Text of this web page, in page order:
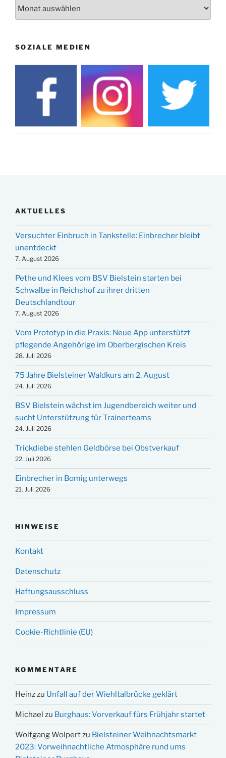
SOZIALE MEDIEN
AKTUELLES
Versuchter Einbruch in Tankstelle: Einbrecher bleibt
unentdeckt
7. August 2026
Pethe und Klees vom BSV Bielstein starten bei
Schwalbe in Reichshof zu ihrer dritten
Deutschlandtour
7. August 2026
Vom Prototyp in die Praxis: Neue App unterstützt
pflegende Angehörige im Oberbergischen Kreis
28. Juli 2026
75 Jahre Bielsteiner Waldkurs am 2. August
24. Juli 2026
BSV Bielstein wächst im Jugendbereich weiter und
sucht Unterstützung für Trainerteams
24. Juli 2026
Trickdiebe stehlen Geldbörse bei Obstverkauf
22. Juli 2026
Einbrecher in Bomig unterwegs
21. Juli 2026
HINWEISE
Kontakt
Datenschutz
Haftungsausschluss
Impressum
Cookie-Richtlinie (EU)
KOMMENTARE
Heinzzu Unfall auf der Wiehltalbrücke geklärt
Michael zu Burghaus: Vorverkauf fürs Frühjahr startet
Wolfgang Wolpertzu Bielsteiner Weihnachtsmarkt
2023: Vorweihnachtliche Atmosphäre rund ums